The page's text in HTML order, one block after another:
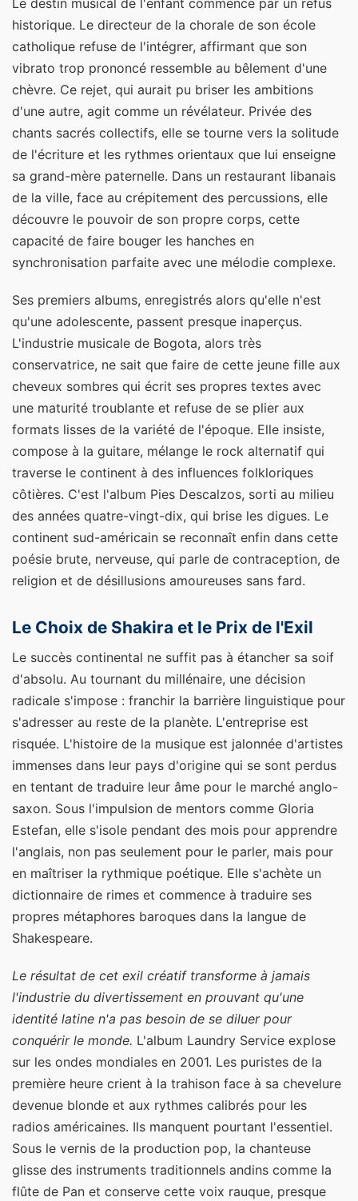
Le destin musical de l'enfant commence par un refus
historique. Le directeur de la chorale de son école
catholique refuse de l'intégrer, affirmant que son
vibrato trop prononcé ressemble au bêlement d'une
chèvre. Ce rejet, qui aurait pu briser les ambitions
d'une autre, agit comme un révélateur. Privée des
chants sacrés collectifs, elle se tourne vers la solitude
de l'écriture et les rythmes orientaux que lui enseigne
sa grand-mère paternelle. Dans un restaurant libanais
de la ville, face au crépitement des percussions, elle
découvre le pouvoir de son propre corps, cette
capacité de faire bouger les hanches en
synchronisation parfaite avec une mélodie complexe.
Ses premiers albums, enregistrés alors qu'elle n'est
qu'une adolescente, passent presque inaperçus.
L'industrie musicale de Bogota, alors très
conservatrice, ne sait que faire de cette jeune fille aux
cheveux sombres qui écrit ses propres textes avec
une maturité troublante et refuse de se plier aux
formats lisses de la variété de l'époque. Elle insiste,
compose à la guitare, mélange le rock alternatif qui
traverse le continent à des influences folkloriques
côtières. C'est l'album Pies Descalzos, sorti au milieu
des années quatre-vingt-dix, qui brise les digues. Le
continent sud-américain se reconnaît enfin dans cette
poésie brute, nerveuse, qui parle de contraception, de
religion et de désillusions amoureuses sans fard.
Le Choix de Shakira et le Prix de l'Exil
Le succès continental ne suffit pas à étancher sa soif
d'absolu. Au tournant du millénaire, une décision
radicale s'impose : franchir la barrière linguistique pour
s'adresser au reste de la planète. L'entreprise est
risquée. L'histoire de la musique est jalonnée d'artistes
immenses dans leur pays d'origine qui se sont perdus
en tentant de traduire leur âme pour le marché anglo-
saxon. Sous l'impulsion de mentors comme Gloria
Estefan, elle s'isole pendant des mois pour apprendre
l'anglais, non pas seulement pour le parler, mais pour
en maîtriser la rythmique poétique. Elle s'achète un
dictionnaire de rimes et commence à traduire ses
propres métaphores baroques dans la langue de
Shakespeare.
Le résultat de cet exil créatif transforme à jamais
l'industrie du divertissement en prouvant qu'une
identité latine n'a pas besoin de se diluer pour
conquérir le monde. L'album Laundry Service explose
sur les ondes mondiales en 2001. Les puristes de la
première heure crient à la trahison face à sa chevelure
devenue blonde et aux rythmes calibrés pour les
radios américaines. Ils manquent pourtant l'essentiel.
Sous le vernis de la production pop, la chanteuse
glisse des instruments traditionnels andins comme la
flûte de Pan et conserve cette voix rauque, presque